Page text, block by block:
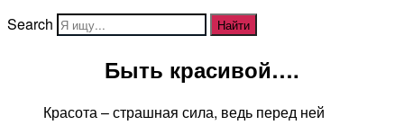
Search
Найти
Быть красивой….
Красота – страшная сила, ведь перед ней